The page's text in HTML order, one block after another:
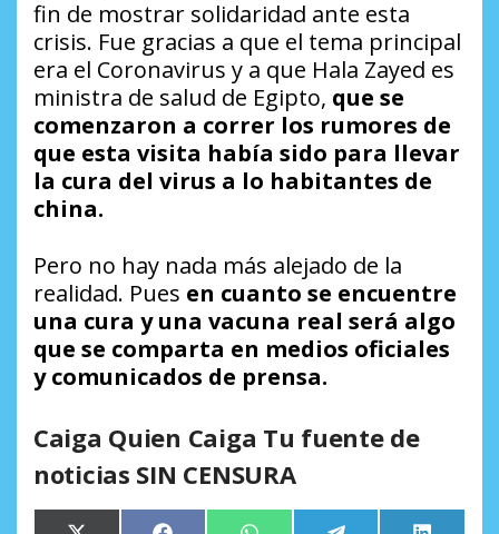
fin de mostrar solidaridad ante esta
crisis. Fue gracias a que el tema principal
era el Coronavirus y a que Hala Zayed es
ministra de salud de Egipto, que se
comenzaron a correr los rumores de
que esta visita había sido para llevar
la cura del virus a lo habitantes de
china.
Pero no hay nada más alejado de la
realidad. Pues en cuanto se encuentre
una cura y una vacuna real será algo
que se comparta en medios oficiales
y comunicados de prensa.
Caiga Quien Caiga Tu fuente de
noticias SIN CENSURA